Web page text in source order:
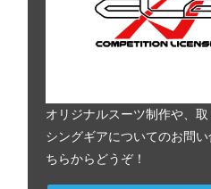
オリジナルスーツ制作や、
シングギアについてのお問い
ちらからどうぞ！